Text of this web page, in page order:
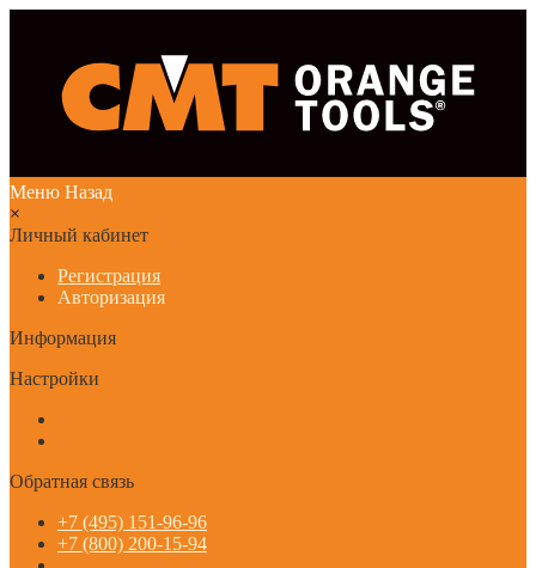
Меню Назад
×
Личный кабинет
Регистрация
Авторизация
Информация
Настройки
Обратная связь
+7 (495) 151-96-96
+7 (800) 200-15-94